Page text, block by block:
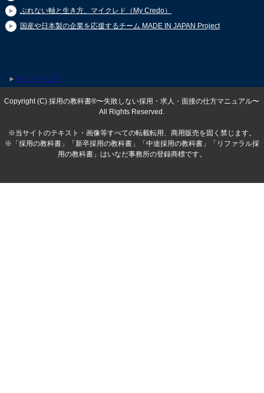
ぶれない軸と生き方、マイクレド（My Credo）
国産や日本製の企業を応援するチーム MADE IN JAPAN Project
サイトマップ
Copyright (C) 採用の教科書®〜失敗しない採用・求人・面接の仕方マニュアル〜
All Rights Reserved.
※当サイトのテキスト・画像等すべての転載転用、商用販売を固く禁じます。
※「採用の教科書」「新卒採用の教科書」「中途採用の教科書」「リファラル採
用の教科書」はいなだ事務所の登録商標です。